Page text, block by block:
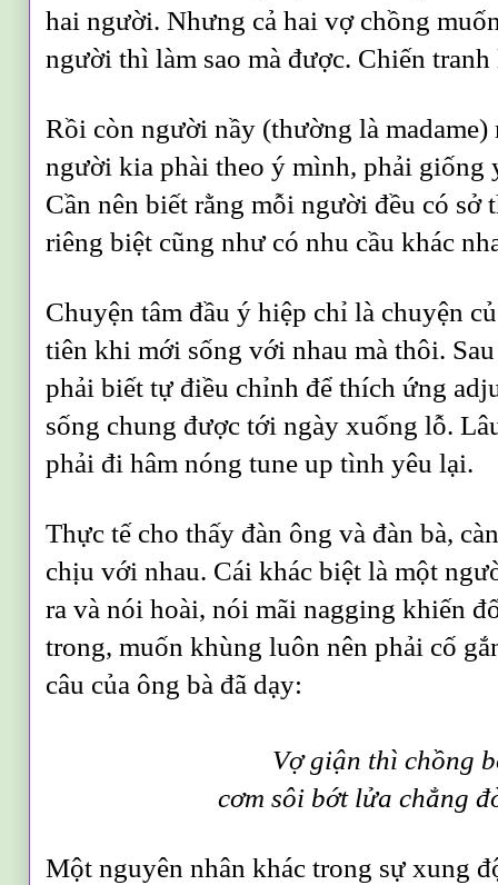
hai người. Nhưng cả hai vợ chồng
người thì làm sao mà được. Chiến
Rồi còn người nầy (thường là madame)
người kia phài theo ý mình, phải giống
Cần nên biết rằng mỗi người đều có sở
riêng biệt cũng như có nhu cầu khác
Chuyện tâm đầu ý hiệp chỉ là chuyện
tiên khi mới sống với nhau mà thôi.
phải biết tự điều chỉnh để thích ứng
sống chung được tới ngày xuống lỗ.
phải đi hâm nóng tune up tình yêu lại.
Thực tế cho thấy đàn ông và đàn bà,
chịu với nhau. Cái khác biệt là một
ra và nói hoài, nói mãi nagging khiến
trong, muốn khùng luôn nên phải cố
câu của ông bà đã dạy:
Vợ giận thì chồng
cơm sôi bớt lửa chẳng
Một nguyên nhân khác trong sự xung